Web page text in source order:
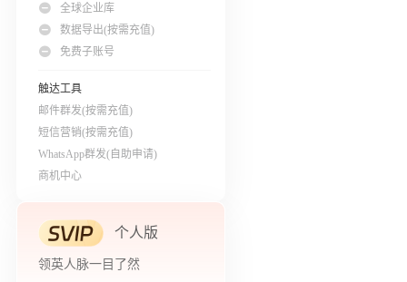
全球企业库
数据导出(按需充值)
免费子账号
触达工具
邮件群发(按需充值)
短信营销(按需充值)
WhatsApp群发(自助申请)
商机中心
个人版
领英人脉一目了然